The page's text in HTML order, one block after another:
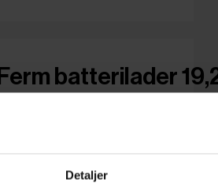
Detaljer
Ferm batterilader